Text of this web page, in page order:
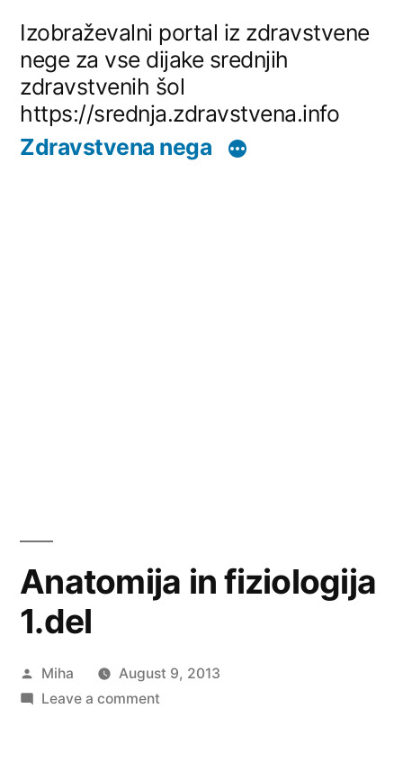
content
Izobraževalni portal iz zdravstvene
nege za vse dijake srednjih
zdravstvenih šol
https://srednja.zdravstvena.info
Zdravstvena nega
Anatomija in fiziologija
1.del
Posted
by
Miha
August 9, 2013
Leave a commenton